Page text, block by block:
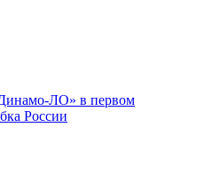
ЛО» в первом
России